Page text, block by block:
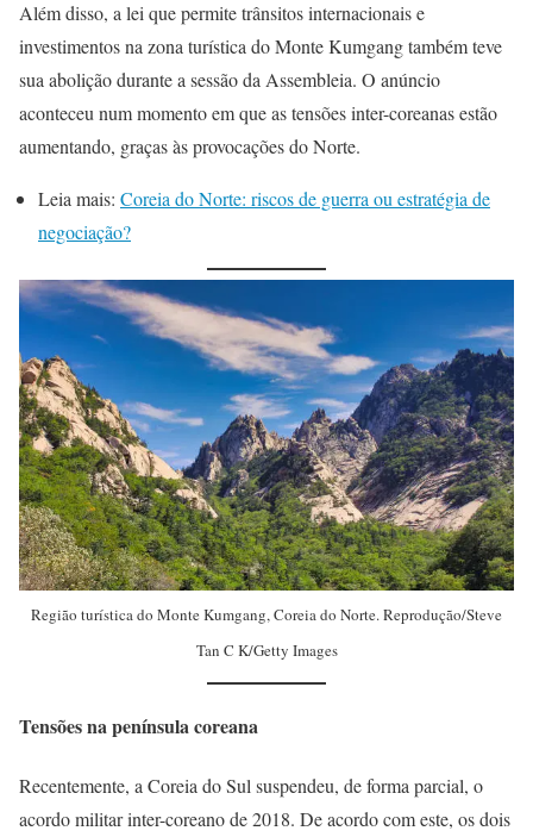
Além disso, a lei que permite trânsitos internacionais e
investimentos na zona turística do Monte Kumgang também teve
sua abolição durante a sessão da Assembleia. O anúncio
aconteceu num momento em que as tensões inter-coreanas estão
aumentando, graças às provocações do Norte.
Leia mais: Coreia do Norte: riscos de guerra ou estratégia de
negociação?
Região turística do Monte Kumgang, Coreia do Norte. Reprodução/Steve
Tan C K/Getty Images
Tensões na península coreana
Recentemente, a Coreia do Sul suspendeu, de forma parcial, o
acordo militar inter-coreano de 2018. De acordo com este, os dois